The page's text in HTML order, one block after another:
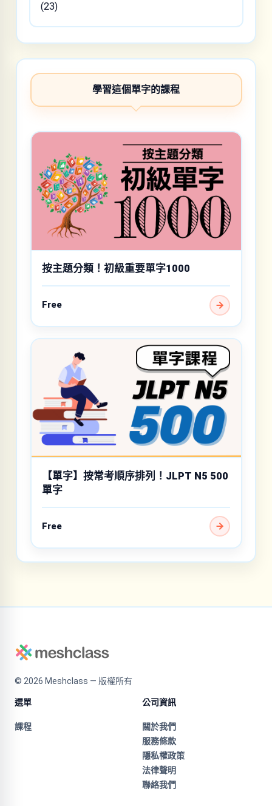
(23)
學習這個單字的課程
按主題分類！初級重要單字1000
Free
【單字】按常考順序排列！JLPT N5 500
單字
Free
© 2026 Meshclass — 版權所有
選單
課程
公司資訊
關於我們
服務條款
隱私權政策
法律聲明
聯絡我們